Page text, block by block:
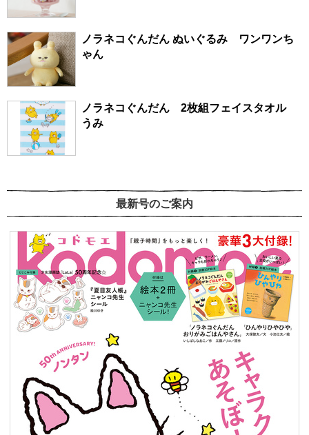
ノラネコぐんだん ぬいぐるみ ワンワンち
ゃん
ノラネコぐんだん 2枚組フェイスタオル
うみ
最新号のご案内